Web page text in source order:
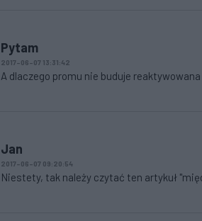
Pytam
2017-06-07 13:31:42
A dlaczego promu nie buduje
Jan
2017-06-07 09:20:54
Niestety, tak należy czytać ten artykuł